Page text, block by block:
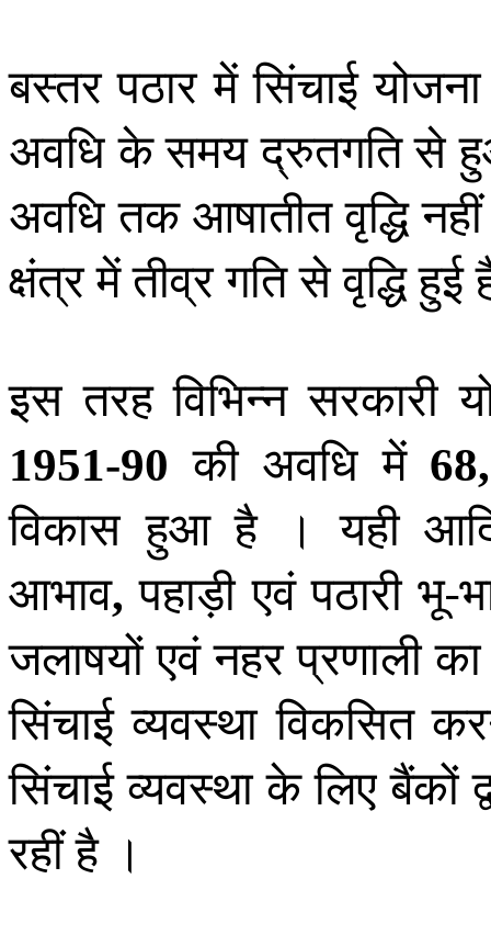
बस्तर पठार में सिंचाई
अवधि के समय द्रुतगति से
अवधि तक आषातीत वृद्धि
क्षंत्र में तीव्र गति से वृद्धि
इस तरह विभिन्न सरकारी
1951-90 की अवधि में 68,
विकास हुआ है । यही
आभाव, पहाड़ी एवं पठारी
जलाषयों एवं नहर प्रणाली
सिंचाई व्यवस्था विकसित
सिंचाई व्यवस्था के लिए बैंकों
रहीं है ।